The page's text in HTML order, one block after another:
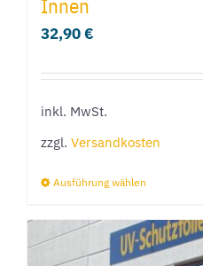
32,90€
inkl. MwSt.
zzgl. Versandkosten
Ausführung wählen
weist